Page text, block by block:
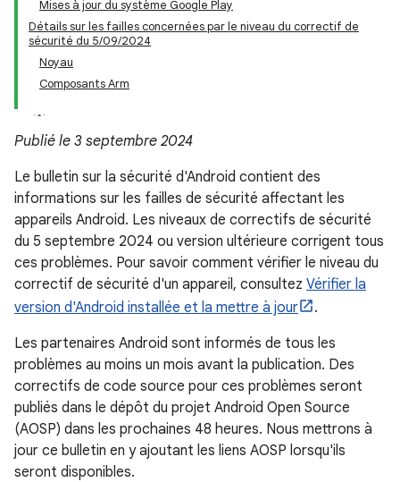
Mises à jour du système Google Play
Détails sur les failles concernées par le niveau du correctif de
sécurité du 5/09/2024
Noyau
Composants Arm
Publié le 3 septembre 2024
Le bulletin sur la sécurité d'Android contient des
informations sur les failles de sécurité affectant les
appareils Android. Les niveaux de correctifs de sécurité
du 5 septembre 2024 ou version ultérieure corrigent tous
ces problèmes. Pour savoir comment vérifier le niveau du
correctif de sécurité d'un appareil, consultez Vérifier la
version d'Android installée et la mettre à jour
.
Les partenaires Android sont informés de tous les
problèmes au moins un mois avant la publication. Des
correctifs de code source pour ces problèmes seront
publiés dans le dépôt du projet Android Open Source
(AOSP) dans les prochaines 48 heures. Nous mettrons à
jour ce bulletin en y ajoutant les liens AOSP lorsqu'ils
seront disponibles.